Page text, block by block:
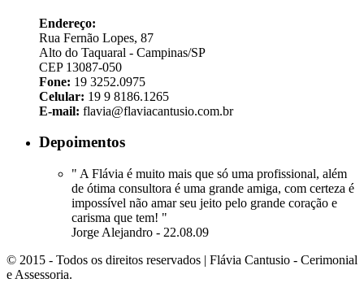
Endereço:
Rua Fernão Lopes, 87
Alto do Taquaral - Campinas/SP
CEP 13087-050
Fone: 19 3252.0975
Celular: 19 9 8186.1265
E-mail: flavia@flaviacantusio.com.br
Depoimentos
" A Flávia é muito mais que só uma profissional, além
de ótima consultora é uma grande amiga, com certeza é
impossível não amar seu jeito pelo grande coração e
carisma que tem! "
Jorge Alejandro - 22.08.09
© 2015 - Todos os direitos reservados | Flávia Cantusio - Cerimonial
e Assessoria.